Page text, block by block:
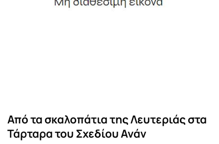
Από τα σκαλοπάτια της Λευτεριάς στα
Τάρταρα του Σχεδίου Ανάν